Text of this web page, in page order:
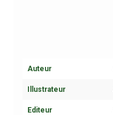
Auteur
Illustrateur
Editeur